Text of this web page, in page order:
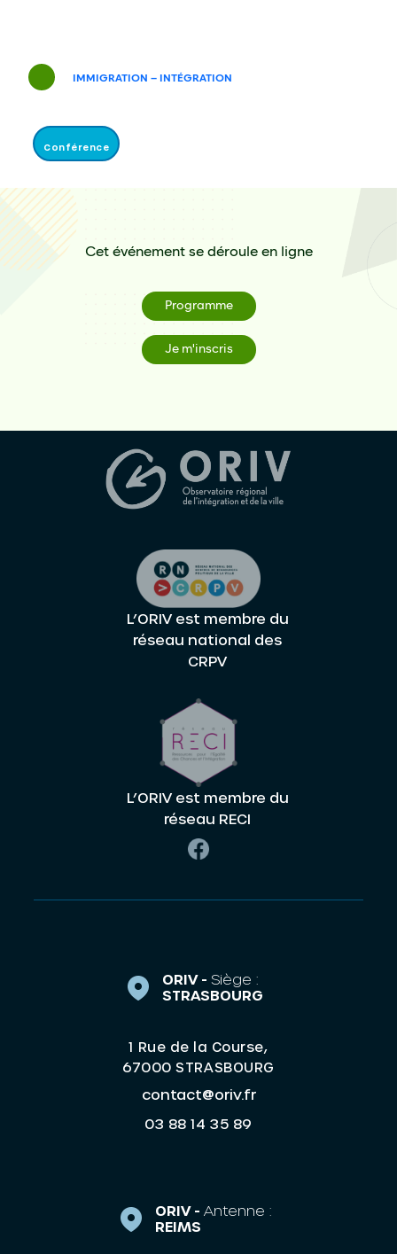
IMMIGRATION – INTÉGRATION
Conférence
Cet événement se déroule en ligne
Programme
Je m'inscris
L’ORIV est membre du
réseau national des
CRPV
L’ORIV est membre du
réseau RECI
ORIV - Siège :
STRASBOURG
1 Rue de la Course,
67000 STRASBOURG
contact@oriv.fr
03 88 14 35 89
ORIV - Antenne :
REIMS